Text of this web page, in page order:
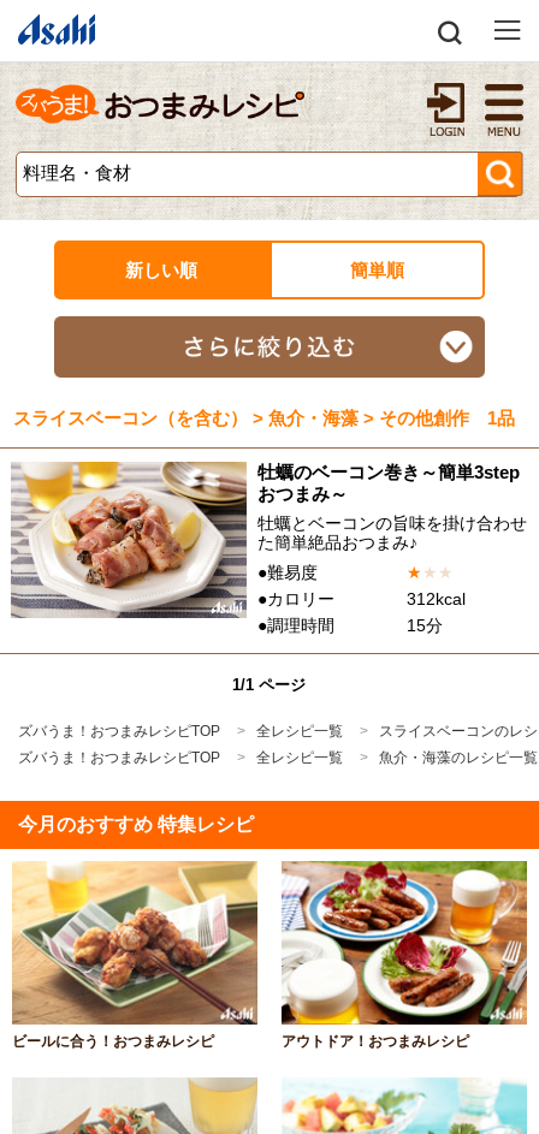
新しい順 簡単順
スライスベーコン（を含む） > 魚介・海藻 > その他創作 1品
牡蠣のベーコン巻き～簡単3step
おつまみ～
牡蠣とベーコンの旨味を掛け合わせ
た簡単絶品おつまみ♪
●難易度
★★ ★
●カロリー
312kcal
●調理時間
15分
1/1 ページ
ズバうま！おつまみレシピTOP 全レシピ一覧
スライスベーコンのレ
ズバうま！おつまみレシピTOP
全レシピ一覧 魚介・海藻のレシピ一覧
今月のおすすめ 特集レシピ
ビールに合う！おつまみレシピ アウトドア！おつまみレシピ